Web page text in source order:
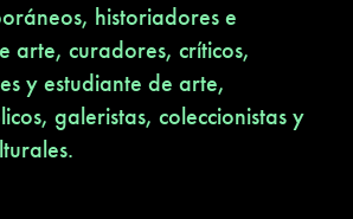
historiadores e
arte, curadores, críticos,
y estudiante de arte,
galeristas, coleccionistas y